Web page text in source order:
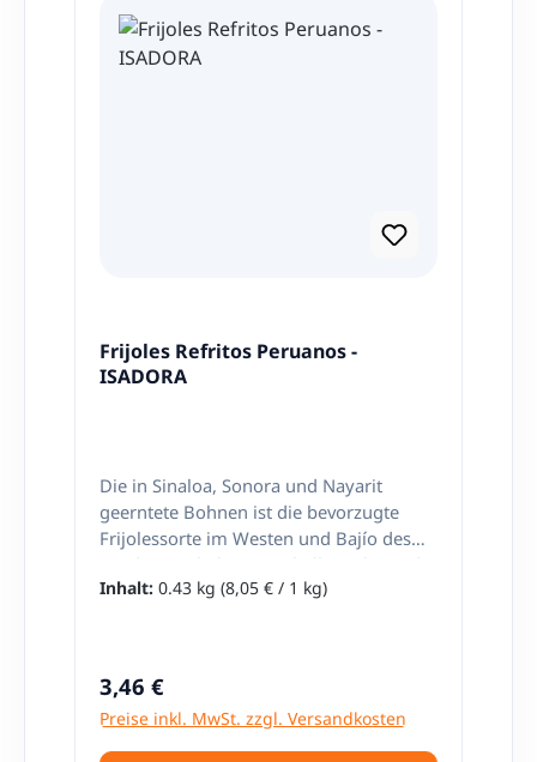
Frijoles Refritos Peruanos -
ISADORA
Die in Sinaloa, Sonora und Nayarit
geerntete Bohnen ist die bevorzugte
Frijolessorte im Westen und Bajío des
eine cremige Textur. Ideal für die
Inhalt: 0.43 kg (8,05 € / 1 kg)
Regulärer Preis:
3,46 €
Preise inkl. MwSt. zzgl. Versandkosten